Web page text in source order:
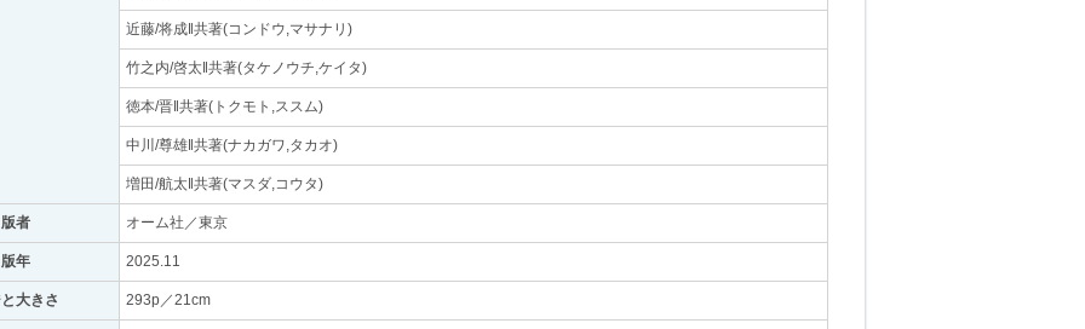
近藤/将成‖共著(コンドウ,マサナリ)
竹之内/啓太‖共著(タケノウチ,ケイタ)
徳本/晋‖共著(トクモト,ススム)
中川/尊雄‖共著(ナカガワ,タカオ)
増田/航太‖共著(マスダ,コウタ)
者 オーム社／東京
年 2025.11
大きさ 293p／21cm